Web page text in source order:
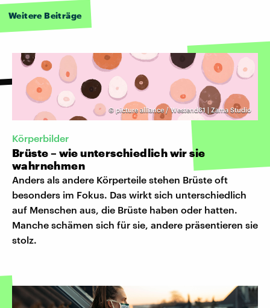
Weitere Beiträge
© picture alliance / Westend61 | Zama Studio
Körperbilder
Brüste – wie unterschiedlich wir sie
wahrnehmen
Anders als andere Körperteile stehen Brüste oft
besonders im Fokus. Das wirkt sich unterschiedlich
auf Menschen aus, die Brüste haben oder hatten.
Manche schämen sich für sie, andere präsentieren sie
stolz.